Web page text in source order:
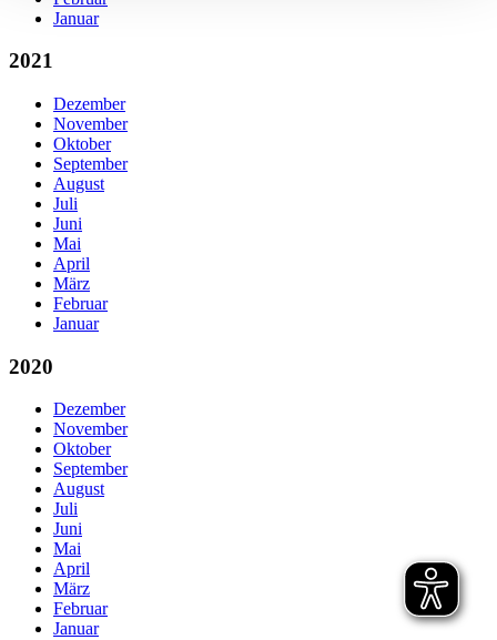
Januar
2021
Dezember
November
Oktober
September
August
Juli
Juni
Mai
April
März
Februar
Januar
2020
Dezember
November
Oktober
September
August
Juli
Juni
Mai
April
März
Februar
Januar